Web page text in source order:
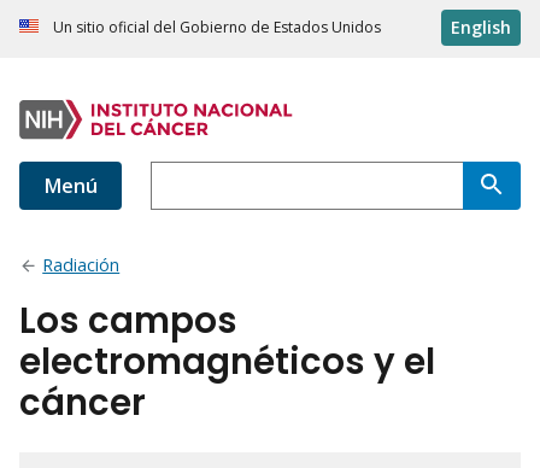
Un sitio oficial del Gobierno de Estados Unidos English
Menú
Radiación
Los campos
electromagnéticos y el
cáncer